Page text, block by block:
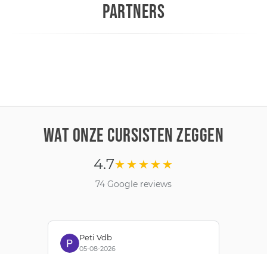
PARTNERS
WAT ONZE CURSISTEN ZEGGEN
4.7★★★★★
74 Google reviews
Peti Vdb
05-08-2026